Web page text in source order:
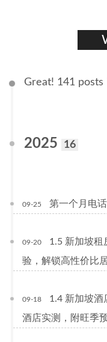
Great! 141 posts
2025 16
09-25 第一个月电
09-20
1.5 新加坡租
验，解锁高性价比
09-18
1.4 新加坡酒
酒店实测，附旺季